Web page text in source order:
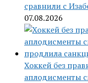
сравнили с
07.08.2026
Хоккей без
аплодисменты